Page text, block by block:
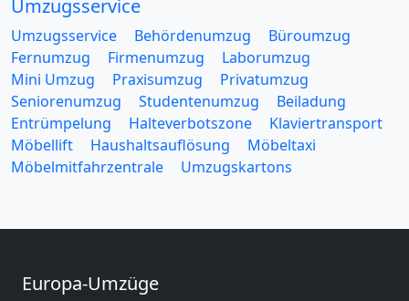
Umzugsservice
Umzugsservice Behördenumzug
Büroumzug
Fernumzug
Firmenumzug
Laborumzug
Mini Umzug
Praxisumzug
Privatumzug
Seniorenumzug
Studentenumzug
Beiladung
Entrümpelung
Halteverbotszone
Klaviertransport
Möbellift
Haushaltsauflösung
Möbeltaxi
Möbelmitfahrzentrale
Umzugskartons
Europa-Umzüge